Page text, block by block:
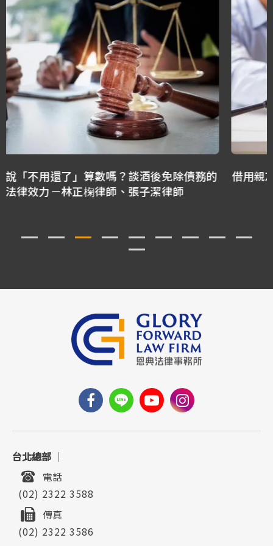
借用親友帳戶買賣股票，拿得回來嗎？ －林正椈律
師、林隆鑫律師
台北總部 ｜
電話
(02) 2322 3588
傳真
(02) 2322 3586